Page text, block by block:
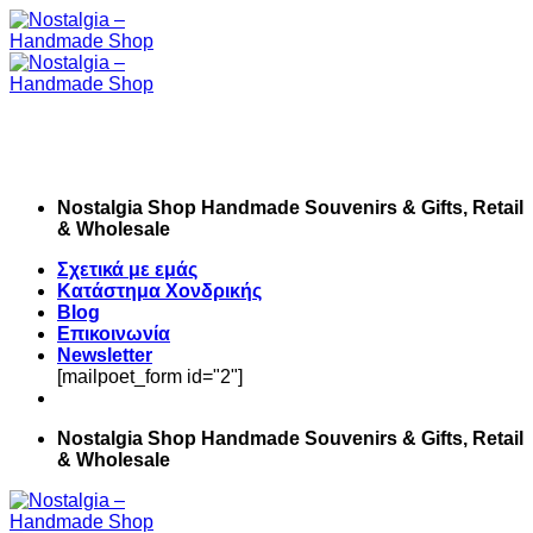
Skip
to
content
Nostalgia Shop Handmade Souvenirs & Gifts, Retail
& Wholesale
Σχετικά με εμάς
Κατάστημα Χονδρικής
Blog
Επικοινωνία
Newsletter
[mailpoet_form id="2"]
Nostalgia Shop Handmade Souvenirs & Gifts, Retail
& Wholesale